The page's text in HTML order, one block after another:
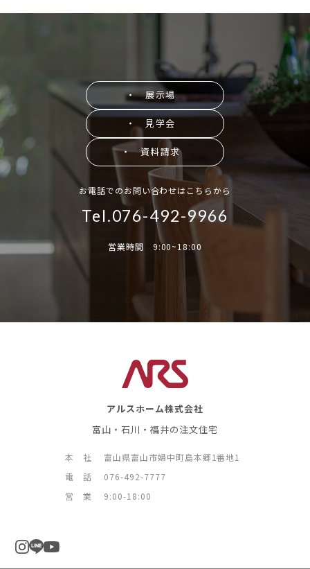
・ 展示場
・ 見学会
・ 資料請求
お電話でのお問い合わせはこちらから
Tel.076-492-9966
営業時間 9:00~18:00
アルスホーム株式会社
富山・石川・福井の注文住宅
本 社
富山県富山市婦中町島本郷1番地1
電 話
076-492-7777
営 業
9:00-18:00